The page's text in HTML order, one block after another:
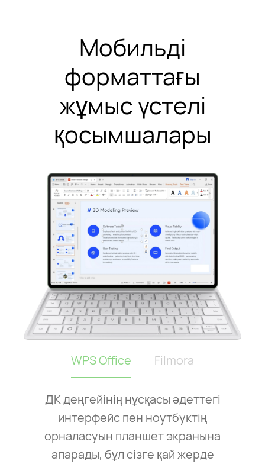
Мобильді
форматтағы
жұмыс үстелі
қосымшалары
WPS Office Filmora
ДК деңгейінің нұсқасы әдеттегі
интерфейс пен ноутбуктің
орналасуын планшет экранына
апарады, бұл сізге қай жерде